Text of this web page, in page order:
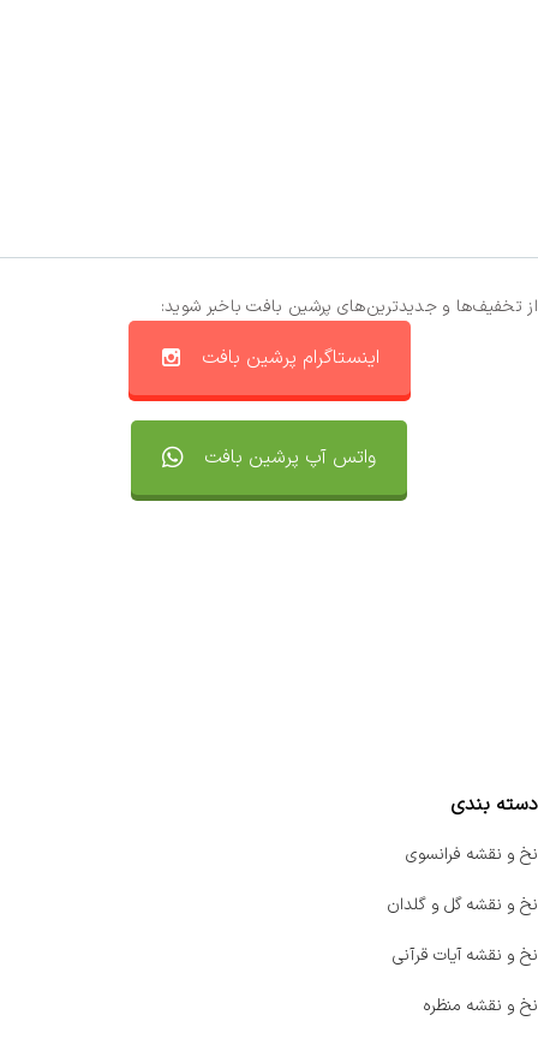
از تخفیف‌ها و جدیدترین‌های پرشین بافت باخبر شوید:
اینستاگرام پرشین بافت
واتس آپ پرشین بافت
دسته بندی
نخ و نقشه فرانسوی
نخ و نقشه گل و گلدان
نخ و نقشه آیات قرآنی
نخ و نقشه منظره